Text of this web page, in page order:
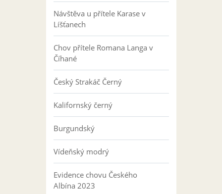
Návštěva u přítele Karase v
Líšťanech
Chov přítele Romana Langa v
Číhané
Český Strakáč Černý
Kalifornský černý
Burgundský
Vídeňský modrý
Evidence chovu Českého
Albína 2023